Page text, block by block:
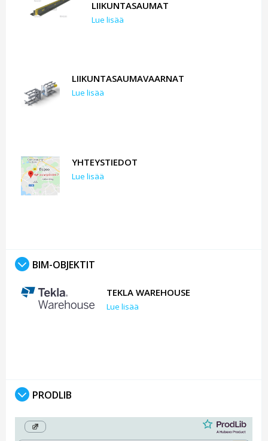
LIIKUNTASAUMAT
Lue lisää
LIIKUNTASAUMAVAARNAT
Lue lisää
YHTEYSTIEDOT
Lue lisää
BIM-OBJEKTIT
TEKLA WAREHOUSE
Lue lisää
PRODLIB